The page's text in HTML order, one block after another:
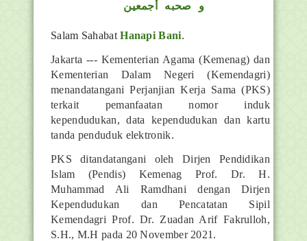
و صحبه أجمعين
Salam SahabatHanapi Bani.
Jakarta --- Kementerian Agama (Kemenag) dan
Kementerian Dalam Negeri (Kemendagri)
menandatangani Perjanjian Kerja Sama (PKS)
terkait pemanfaatan nomor induk
kependudukan, data kependudukan dan kartu
tanda penduduk elektronik.
PKS ditandatangani oleh Dirjen Pendidikan
Islam (Pendis) Kemenag Prof. Dr. H.
Muhammad Ali Ramdhani dengan Dirjen
Kependudukan dan Pencatatan Sipil
Kemendagri Prof. Dr. Zuadan Arif Fakrulloh,
S.H., M.H pada 20 November 2021.